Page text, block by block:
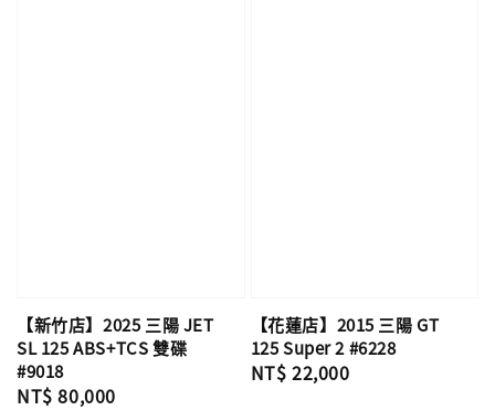
【新竹店】2025 三陽 JET
SL 125 ABS+TCS 雙碟
#9018
Regular
NT$ 80,000
【花蓮店】2015 三陽 GT
125 Super 2 #6228
Regular
NT$ 22,000